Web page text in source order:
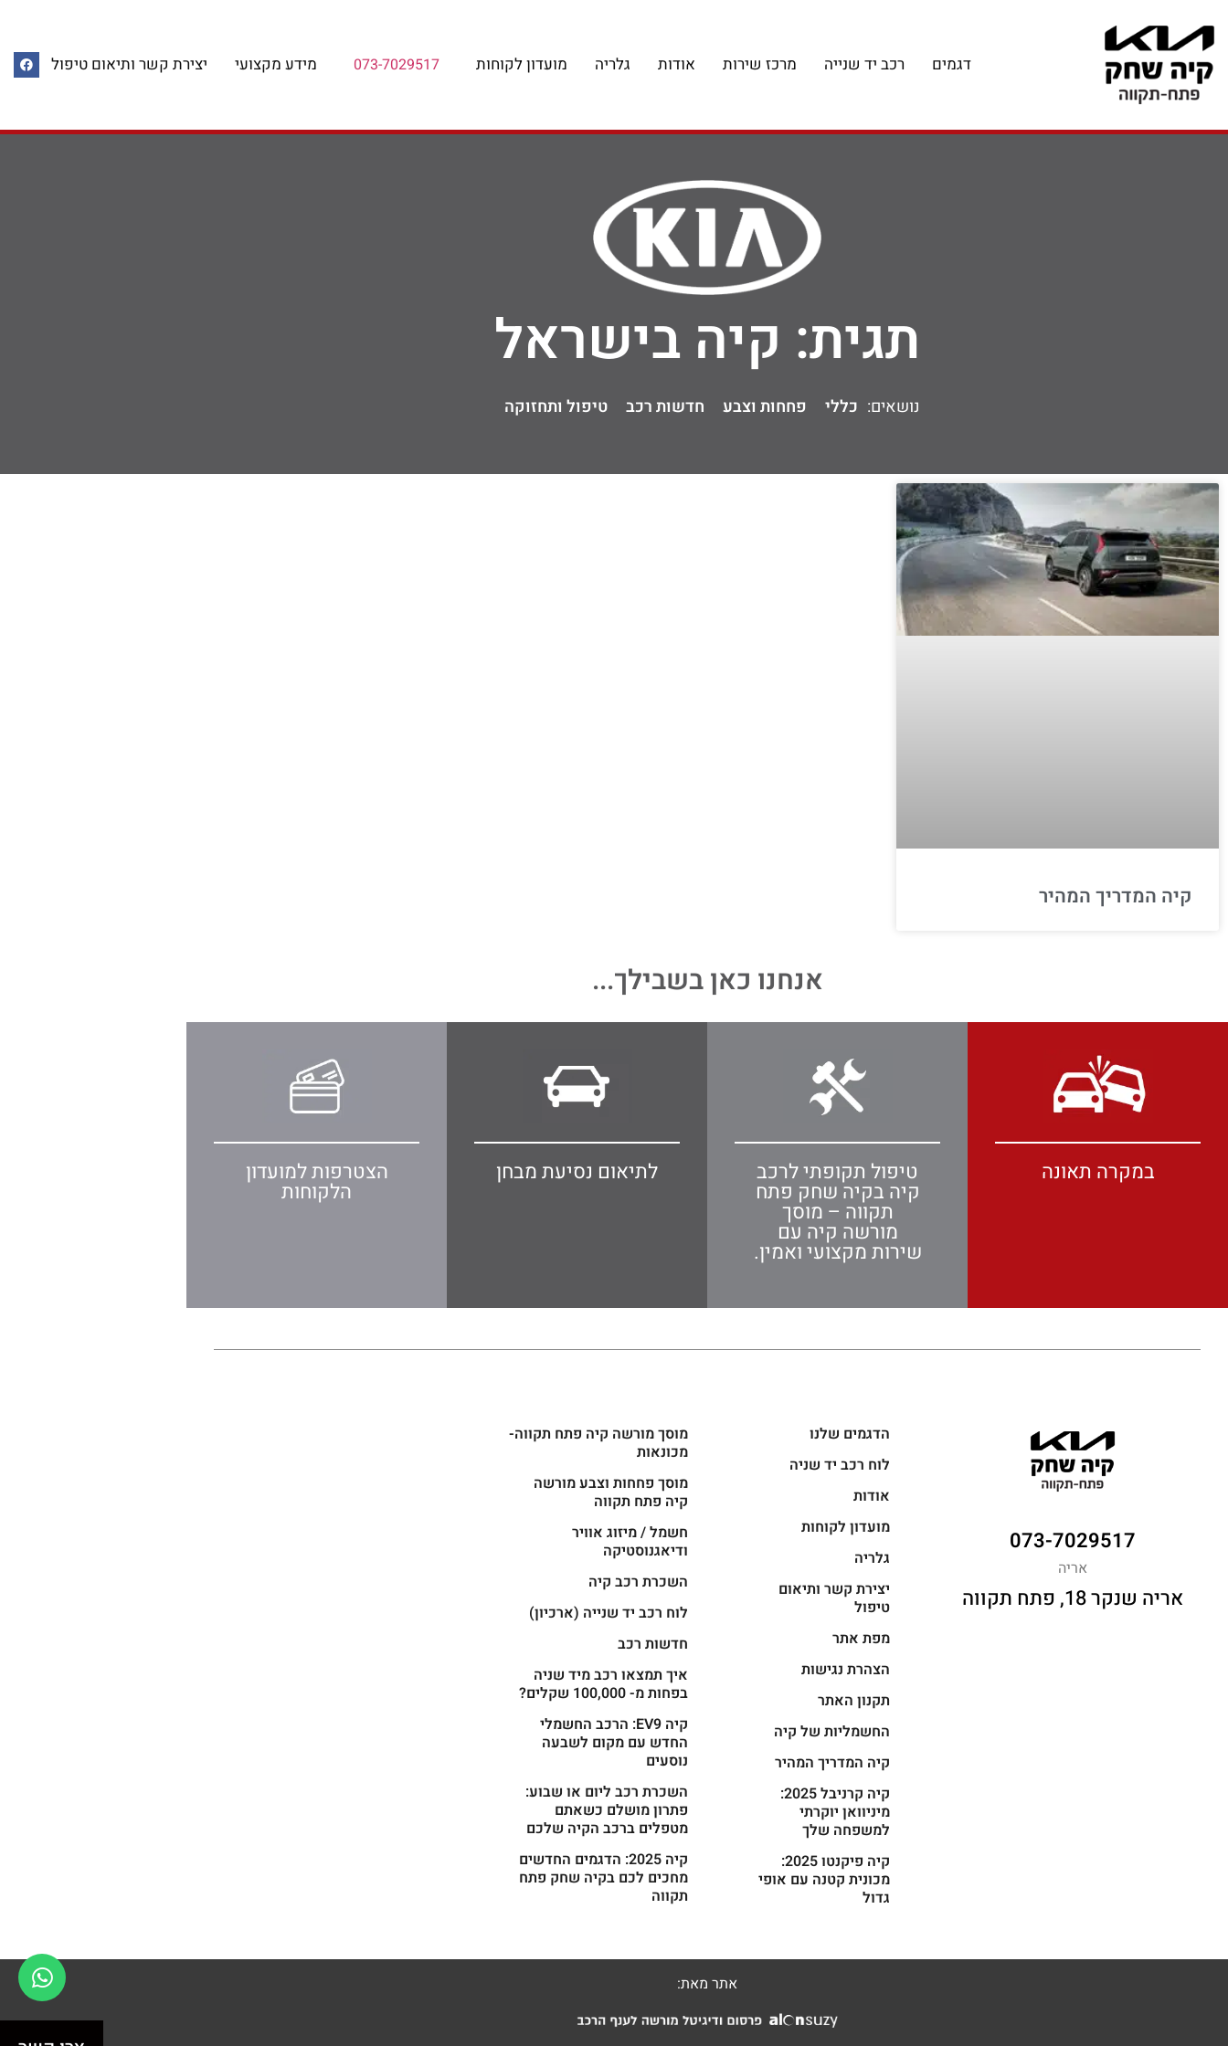
דגמים רכב יד שנייה מרכז שירות אודות גלריה מועדון לקוחות 073-7029517 מידע מקצועי יצירת קשר ותיאום טיפול
תגית: קיה בישראל
נושאים: כללי פחחות וצבע חדשות רכב טיפול ותחזוקה
קיה המדריך המהיר
אנחנו כאן בשבילך...
במקרה תאונה טיפול תקופתי לרכב
קיה בקיה שחק פתח
תקווה – מוסך
מורשה קיה עם
שירות מקצועי ואמין.
לתיאום נסיעת מבחן הצטרפות למועדון
הלקוחות
073-7029517
אריה
אריה שנקר 18, פתח תקווה
הדגמים שלנו
לוח רכב יד שניה
אודות
מועדון לקוחות
גלריה
יצירת קשר ותיאום
טיפול
מפת אתר
הצהרת נגישות
תקנון האתר
החשמליות של קיה
קיה המדריך המהיר
קיה קרניבל 2025:
מיניוואן יוקרתי
למשפחה שלך
קיה פיקנטו 2025:
מכונית קטנה עם אופי
גדול
מוסך מורשה קיה פתח תקווה-
מכונאות
מוסך פחחות וצבע מורשה
קיה פתח תקווה
חשמל / מיזוג אוויר
ודיאגנוסטיקה
השכרת רכב קיה
לוח רכב יד שנייה (ארכיון)
חדשות רכב
איך תמצאו רכב מיד שניה
בפחות מ- 100,000 שקלים?
קיה EV9: הרכב החשמלי
החדש עם מקום לשבעה
נוסעים
השכרת רכב ליום או שבוע:
פתרון מושלם כשאתם
מטפלים ברכב הקיה שלכם
קיה 2025: הדגמים החדשים
מחכים לכם בקיה שחק פתח
תקווה
אתר מאת: